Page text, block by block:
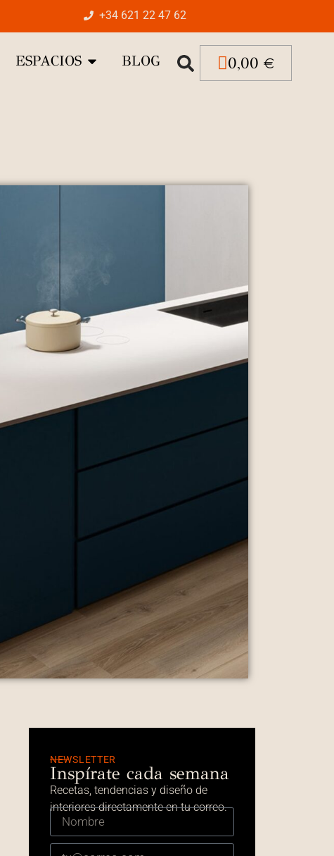
+34 621 22 47 62
ESPACIOS BLOG 0,00 €
NEWSLETTER
Inspírate cada semana
Recetas, tendencias y diseño de
interiores directamente en tu correo.